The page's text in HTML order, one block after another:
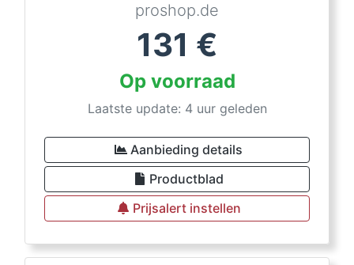
proshop.de
131 €
Op voorraad
Laatste update: 4 uur geleden
Aanbieding details
Productblad
Prijsalert instellen